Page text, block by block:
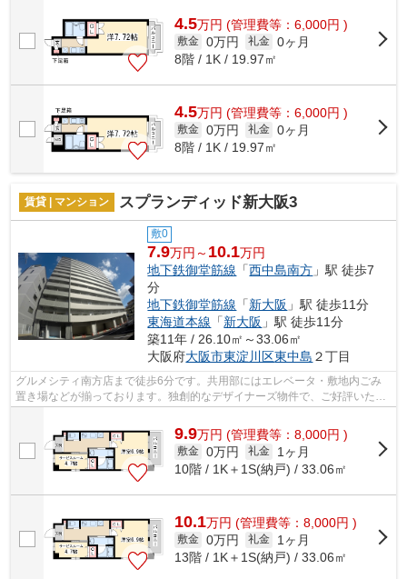
4.5万円 (管理費等：6,000円 )
敷金 0万円 礼金 0ヶ月
8階 / 1K / 19.97㎡
4.5万円 (管理費等：6,000円 )
敷金 0万円 礼金 0ヶ月
8階 / 1K / 19.97㎡
賃貸 | マンション スプランディッド新大阪3
敷0
7.9万円～ 10.1万円
地下鉄御堂筋線 「西中島南方 」駅 徒歩7
分
地下鉄御堂筋線 「新大阪 」駅 徒歩11分
東海道本線 「新大阪 」駅 徒歩11分
築11年 / 26.10㎡～33.06㎡
大阪府大阪市東淀川区東中島 ２丁目
グルメシティ南方店まで徒歩6分です。共用部にはエレベータ・敷地内ごみ
置き場などが揃っております。独創的なデザイナーズ物件で、ご好評いただ
9.9万円 (管理費等：8,000円 )
敷金 0万円 礼金
1ヶ月
10階 / 1K＋1S(納戸) / 33.06㎡
10.1万円 (管理費等：8,000円 )
敷金 0万円 礼金
1ヶ月
13階 / 1K＋1S(納戸) / 33.06㎡